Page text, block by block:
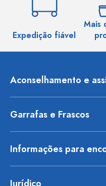
Expedição fiável
Mais
Aconselhamento e
Garrafas e Frascos
Informações para
Jurídico